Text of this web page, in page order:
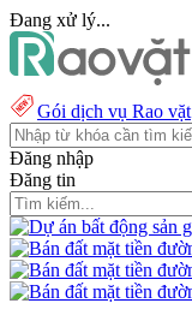
Đang xử lý...
Gói dịch vụ Rao vặt
Đăng nhập
Đăng tin